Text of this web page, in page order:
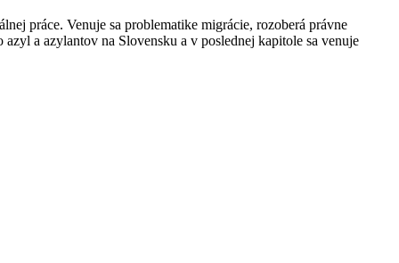
práce. Venuje sa problematike migrácie, rozoberá právne
a azylantov na Slovensku a v poslednej kapitole sa venuje